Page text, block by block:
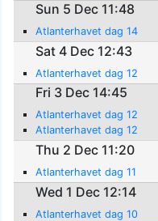
Sun 5 Dec 11:48
Atlanterhavet dag 14
Sat 4 Dec 12:43
Atlanterhavet dag 12
Fri 3 Dec 14:45
Atlanterhavet dag 12
Atlanterhavet dag 12
Thu 2 Dec 11:20
Atlanterhavet dag 11
Wed 1 Dec 12:14
Atlanterhavet dag 10